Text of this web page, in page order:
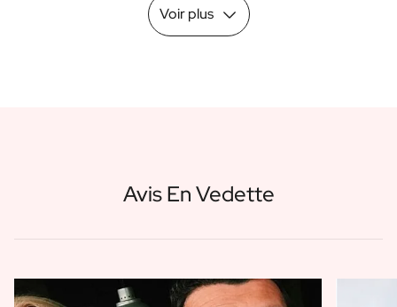
Voir plus
Avis En Vedette